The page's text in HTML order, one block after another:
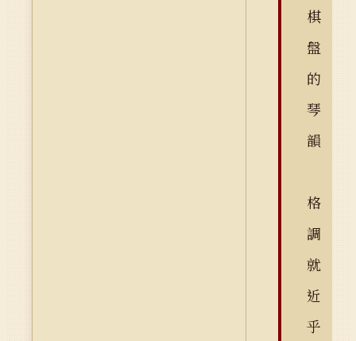
棋
盤
的
琴
韻
格
調
就
近
乎